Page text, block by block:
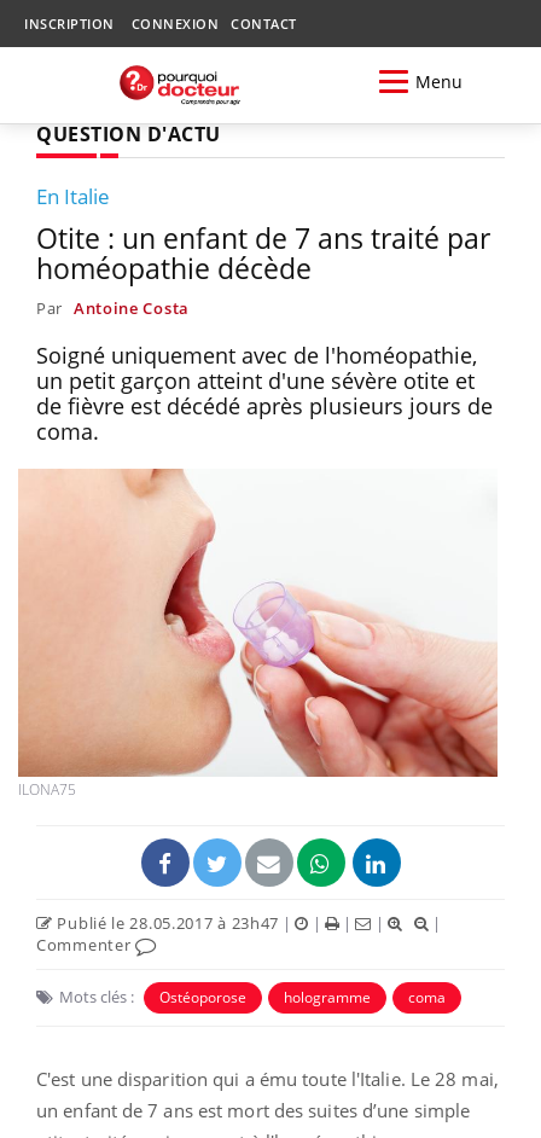
INSCRIPTION CONNEXION CONTACT
Menu
QUESTION D'ACTU
En Italie
Otite : un enfant de 7 ans traité par
homéopathie décède
Par Antoine Costa
Soigné uniquement avec de l'homéopathie,
un petit garçon atteint d'une sévère otite et
de fièvre est décédé après plusieurs jours de
coma.
ILONA75
Publié le 28.05.2017 à 23h47 | | | |
|
Commenter
Mots clés : Ostéoporose hologramme coma
C'est une disparition qui a ému toute l'Italie. Le 28 mai,
un enfant de 7 ans est mort des suites d’une simple